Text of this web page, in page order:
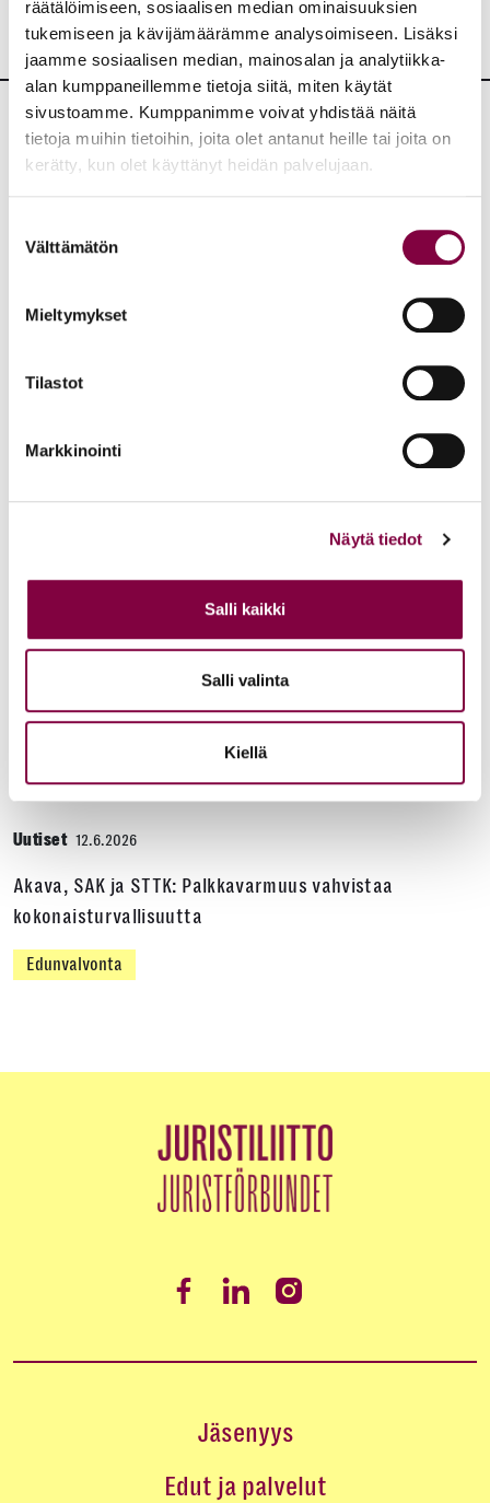
räätälöimiseen, sosiaalisen median ominaisuuksien
tukemiseen ja kävijämäärämme analysoimiseen. Lisäksi
jaamme sosiaalisen median, mainosalan ja analytiikka-
alan kumppaneillemme tietoja siitä, miten käytät
sivustoamme. Kumppanimme voivat yhdistää näitä
tietoja muihin tietoihin, joita olet antanut heille tai joita on
kerätty, kun olet käyttänyt heidän palvelujaan.
valinta
Välttämätön
Mieltymykset
Tilastot
Markkinointi
Näytä tiedot
Salli kaikki
Salli valinta
Kiellä
Lisää uutisia
YTN: Tietoa AMK-alan lakosta
Työ- ja virkasuhdeneuvonta palvelee läpi kesän
Uutiset 12.6.2026
Akava, SAK ja STTK: Palkkavarmuus vahvistaa
kokonaisturvallisuutta
Edunvalvonta
Jäsenyys
Edut ja palvelut